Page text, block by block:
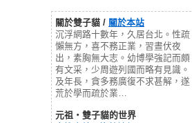
關於雙子貓 / 關於本站
沉浮網路十數年，久居台北。性疏
懶無方，喜不務正業，習晝伏夜
出，素胸無大志。幼博學強記而頗
有文采，少周遊列國而略有見識。
及年長，貪多務廣復不求甚解，遂
荒於學而疏於業…
元祖‧雙子貓的世界